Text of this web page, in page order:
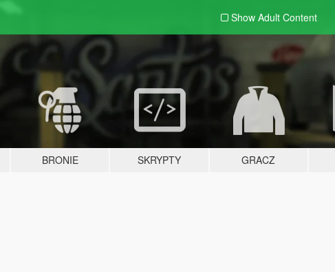
Show Adult Content
BRONIE SKRYPTY GRACZ